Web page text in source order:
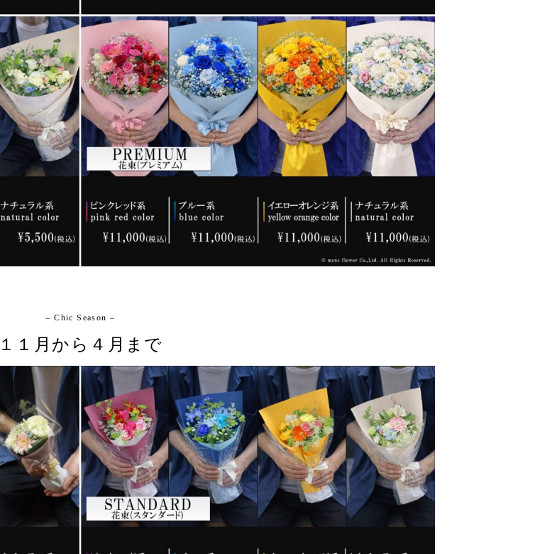
– Chic Season –
１１月から４月まで